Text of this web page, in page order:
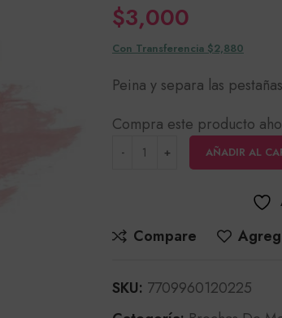
$3,000
Con Transferencia $2,880
Peina y separa las
Compra este producto
AÑADIR AL
Compare
SKU: 7709960120225